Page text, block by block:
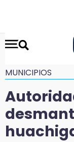
MUNICIPIOS